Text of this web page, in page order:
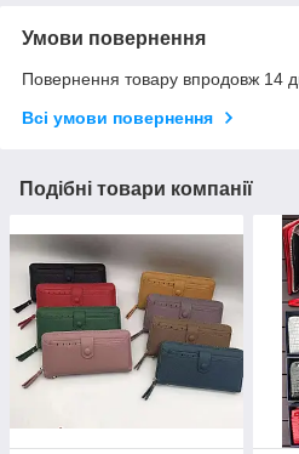
Умови повернення
Повернення товару впродовж 14
Всі умови повернення
Подібні товари компанії